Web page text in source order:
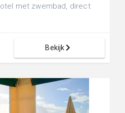
met zwembad, direct
Bekijk